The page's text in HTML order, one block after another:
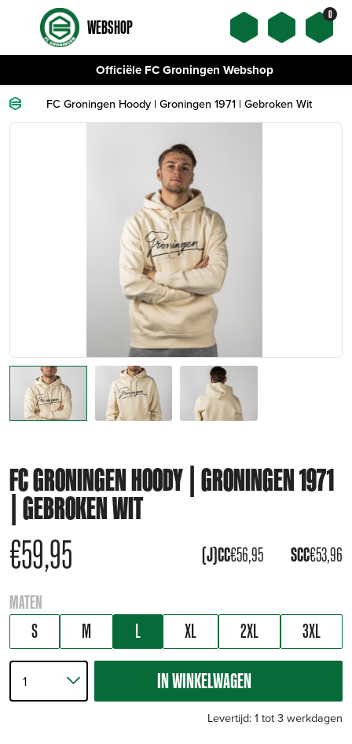
WEBSHOP
0
Officiële FC Groningen Webshop
FC Groningen Hoody | Groningen 1971 | Gebroken Wit
FC GRONINGEN HOODY | GRONINGEN 1971
| GEBROKEN WIT
€59,95 (J)CC€56,95 SCC€53,96
MATEN
S M L XL 2XL 3XL
IN WINKELWAGEN
Levertijd: 1 tot 3 werkdagen